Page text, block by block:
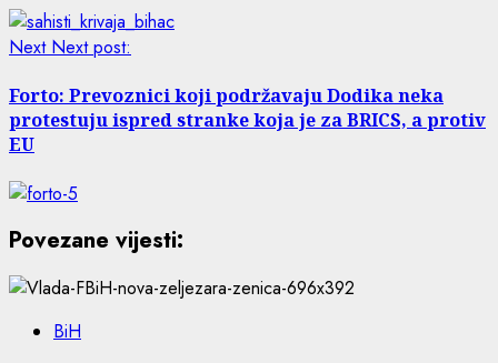
Next Next post:
Forto: Prevoznici koji podržavaju Dodika neka
protestuju ispred stranke koja je za BRICS, a protiv
EU
Povezane vijesti:
BiH